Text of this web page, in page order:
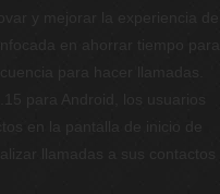
en ahorrar tiempo para
en la pantalla de inicio de